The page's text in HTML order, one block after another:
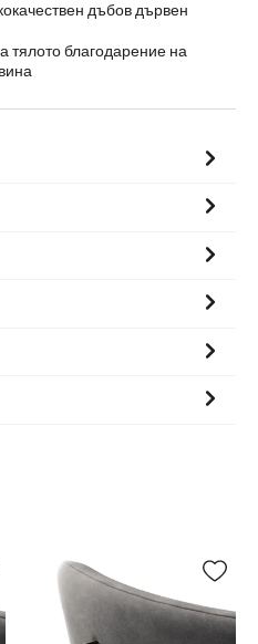
дъбов дървен
тялото благодарение на